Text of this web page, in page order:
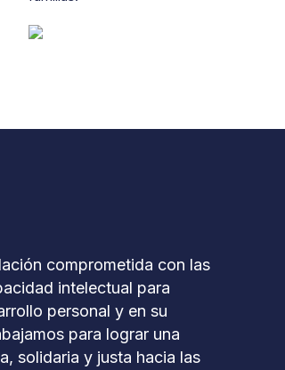
comprometida con las
intelectual para
personal y en su
para lograr una
solidaria y justa hacia las